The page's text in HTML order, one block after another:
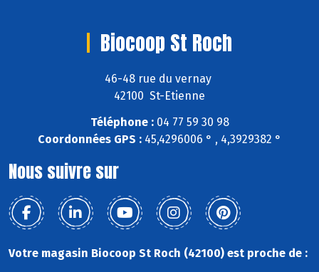
Biocoop St Roch
46-48 rue du vernay
42100 St-Etienne
Téléphone :04 77 59 30 98
Coordonnées GPS : 45,4296006 ° , 4,3929382 °
Nous suivre sur
Votre magasin Biocoop St Roch (42100) est proche de :